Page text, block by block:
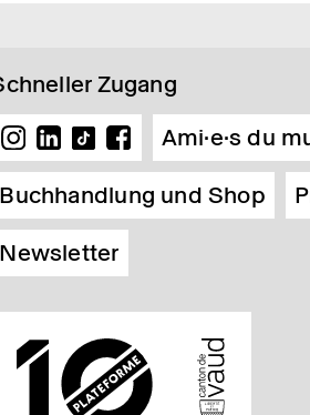
Zugang
Ami·e·s du
Buchhandlung und Shop
Newsletter